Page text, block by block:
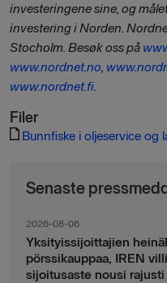
investeringene sine, og
investering i Norden.
Stocholm. Besøk oss på
www.nordnet.no,
www.nordnet.fi.
Filer
Bunnfiske i oljeservice og
Senaste
2026-08-06
Yksityissijoittajien
pörssikauppaa, IREN
sijoitusaste nousi rajusti